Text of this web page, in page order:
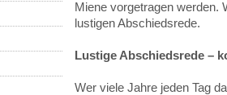
Miene vorgetragen werden.
lustigen Abschiedsrede.
Lustige Abschiedsrede –
Wer viele Jahre jeden Tag